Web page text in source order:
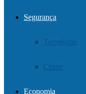
Segurança
Terrorismo
Crime
Economia